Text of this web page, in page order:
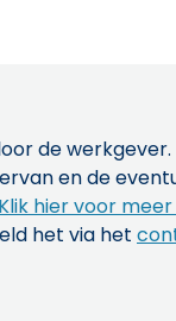
de werkgever.
en de
Klik hier voor
het via het